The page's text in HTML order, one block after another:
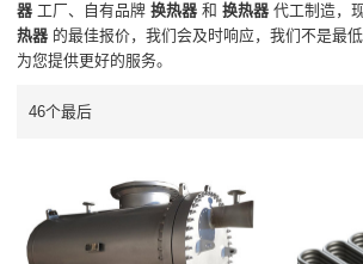
器 工厂、自有品牌换热器 和换热器 代工制造，
热器 的最佳报价，我们会及时响应，我们不是最
为您提供更好的服务。
46个最后